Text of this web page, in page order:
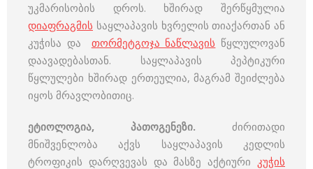
უკმარისობის დროს. ხშირად შერწყმულია
დიაფრაგმის საყლაპავის ხვრელის თიაქართან ან
კუჭისა და თორმეტგოჯა ნაწლავის წყლულოვან
დაავადებასთან. საყლაპავის პეპტიკური
წყლულები ხშირად ერთეულია, მაგრამ შეიძლება
იყოს მრავლობითიც.
ეტიოლოგია, პათოგენეზი. ძირითადი
მნიშვენლობა აქვს საყლაპავის კედლის
ტროფიკის დარღვევას და მასზე აქტიური კუჭის